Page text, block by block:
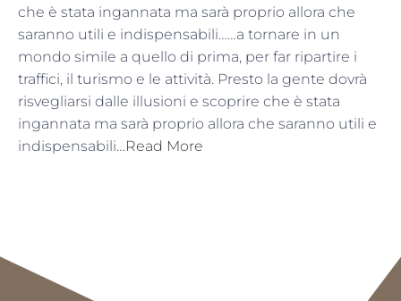
che è stata ingannata ma sarà proprio allora che
saranno utili e indispensabili……a tornare in un
mondo simile a quello di prima, per far ripartire i
traffici, il turismo e le attività. Presto la gente dovrà
risvegliarsi dalle illusioni e scoprire che è stata
ingannata ma sarà proprio allora che saranno utili e
indispensabili…Read More